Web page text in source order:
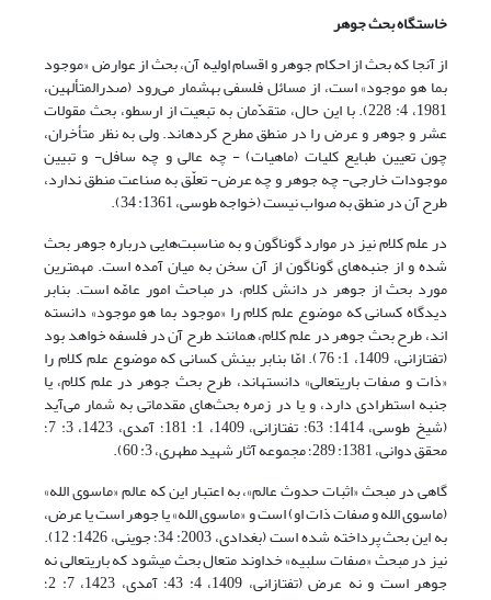
خاستگاه بحث جوهر
از آنجا که بحث از احکام جوهر و اقسام اولیه آن، بحث از عوارض «موجود
بما هو موجود» است، از مسائل فلسفی به‏شمار می‌رود (صدرالمتألهین،
1981، 4: 228). با این حال، متقدّمان به تبعیت از ارسطو، بحث مقولات
عشر و جوهر و عرض را در منطق مطرح کرده‏اند. ولی به نظر متأخران،
چون تعیین طبایع کلیات (ماهیات) - چه عالى و چه سافل- و تبیین
موجودات خارجی- چه جوهر و چه عرض- تعلّق به صناعت منطق ندارد،
طرح آن در منطق به صواب نیست (خواجه طوسى، 1361: 34).
در علم کلام نیز در موارد گوناگون و به مناسبت‌هایی درباره جوهر بحث
شده و از جنبه‌های گوناگون از آن سخن به میان آمده است. مهم‏ترین
مورد بحث از جوهر در دانش کلام، در مباحث امور عامّه است. بنابر
دیدگاه کسانی که موضوع علم کلام را «موجود بما هو موجود» دانسته
اند، طرح بحث جوهر در علم کلام، همانند طرح آن در فلسفه خواهد بود
(تفتازانى، 1409، 1: 76). امّا بنابر بینش کسانی که موضوع علم کلام را
«ذات و صفات باری‏تعالی» دانسته‏اند، طرح بحث جوهر در علم کلام، یا
جنبه استطرادی دارد، و یا در زمره بحث‌های مقدماتی به شمار می‌آید
(شیخ طوسی، 1414: 63؛ تفتازانى، 1409، 1: 181؛ آمدی، 1423، 3: 7؛
محقق دوانی، 1381: 289؛ مجموعه آثار شهید مطهرى، ‏3: 60).
گاهی در مبحث «اثبات حدوث عالم»، به اعتبار این که عالم «ماسوی الله»
(ماسوی الله و صفات ذات او) است و «ماسوی الله» یا جوهر است یا عرض،
به این بحث پرداخته شده است (بغدادی، 2003: 34؛ جوینی، 1426: 12).
نیز در مبحث «صفات سلبیه» خداوند متعال بحث می‏شود که باری‏تعالی نه
جوهر است و نه عرض (تفتازانى، 1409، 4: 43؛ آمدی، 1423، 7: 2؛